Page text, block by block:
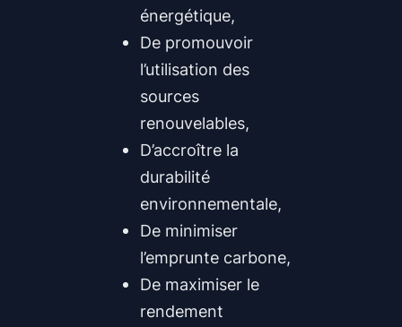
énergétique,
De promouvoir
l’utilisation des
sources
renouvelables,
D’accroître la
durabilité
environnementale,
De minimiser
l’emprunte carbone,
De maximiser le
rendement